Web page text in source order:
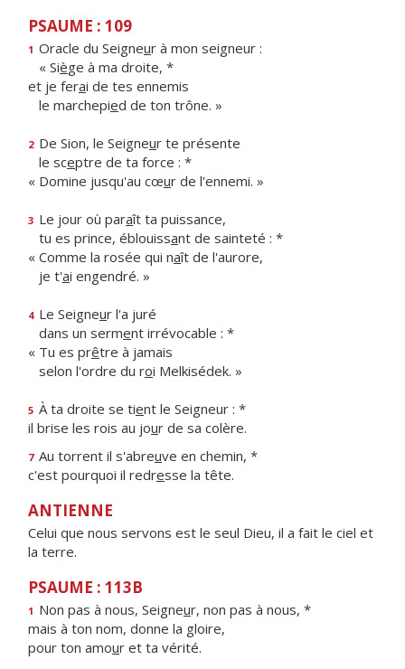
PSAUME : 109
1 Oracle du Seigneur à mon seigneur :
« Siège à ma droite, *
et je ferai de tes ennemis
le marchepied de ton trône. »
2 De Sion, le Seigneur te présente
le sceptre de ta force : *
« Domine jusqu'au cœur de l'ennemi. »
3 Le jour où paraît ta puissance,
tu es prince, éblouissant de sainteté : *
« Comme la rosée qui naît de l'aurore,
je t'ai engendré. »
4 Le Seigneur l'a juré
dans un serment irrévocable : *
« Tu es prêtre à jamais
selon l'ordre du roi Melkisédek. »
5 À ta droite se tient le Seigneur : *
il brise les rois au jour de sa colère.
7 Au torrent il s'abreuve en chemin, *
c'est pourquoi il redresse la tête.
ANTIENNE
Celui que nous servons est le seul Dieu, il a fait le ciel et
la terre.
PSAUME : 113B
1 Non pas à nous, Seigneur, non pas à nous, *
mais à ton nom, donne la gloire,
pour ton amour et ta vérité.